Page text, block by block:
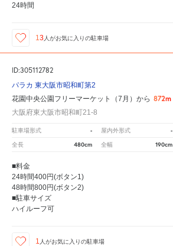
24時間
13 人がお気に入りの駐車場
ID:305112782
パラカ 東大阪市昭和町第2
花園中央公園フリーマーケット（7月）から 872m
大阪府東大阪市昭和町21-8
駐車場形式 - 屋内外形式 -
全長 480cm 全幅 190cm
■料金
24時間400円(ボタン1)
48時間800円(ボタン2)
■駐車サイズ
ハイルーフ可
1 人がお気に入りの駐車場